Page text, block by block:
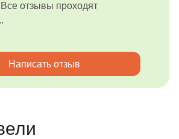
отзывы проходят
Написать отзыв